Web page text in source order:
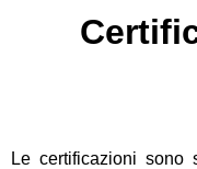
Le certificazioni sono